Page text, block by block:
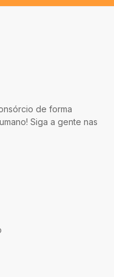
de forma
Siga a gente nas